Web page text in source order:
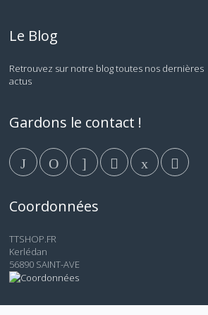
Le Blog
Retrouvez sur notre blog toutes nos dernières
actus
Gardons le contact !
Coordonnées
TTSHOP.FR
Kerlédan
56890 SAINT-AVE